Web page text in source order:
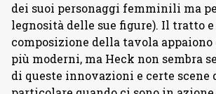
dei suoi personaggi femminili ma
legnosità delle sue figure). Il tratto e
composizione della tavola appaiono
più moderni, ma Heck non sembra
di queste innovazioni e certe scene